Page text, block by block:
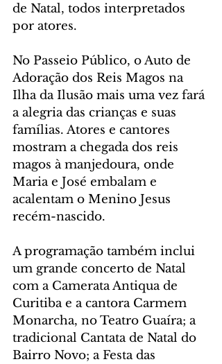
de Natal, todos interpretados
por atores.
No Passeio Público, o Auto de
Adoração dos Reis Magos na
Ilha da Ilusão mais uma vez fará
a alegria das crianças e suas
famílias. Atores e cantores
mostram a chegada dos reis
magos à manjedoura, onde
Maria e José embalam e
acalentam o Menino Jesus
recém-nascido.
A programação também inclui
um grande concerto de Natal
com a Camerata Antiqua de
Curitiba e a cantora Carmem
Monarcha, no Teatro Guaíra; a
tradicional Cantata de Natal do
Bairro Novo; a Festa das